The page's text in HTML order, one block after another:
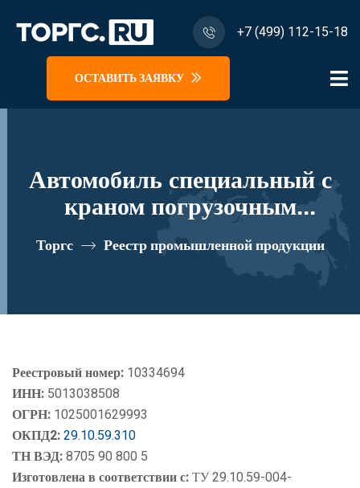
+7 (499) 112-15-18
ОСТАВИТЬ ЗАЯВКУ
Автомобиль специальный с
краном погрузочным
гидравлическим типа КМА на
базе КАМАЗ 65115 и его
реестровый номер 10334694
Торгс Реестр промышленной продукции
Реестровый номер: 10334694
ИНН: 5013038508
ОГРН: 1025001629993
ОКПД2:29.10.59.310
ТН ВЭД:8705 90 800 5
Изготовлена в соответствии с:ТУ 29.10.59-004-